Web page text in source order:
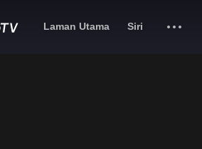
Laman Utama Siri